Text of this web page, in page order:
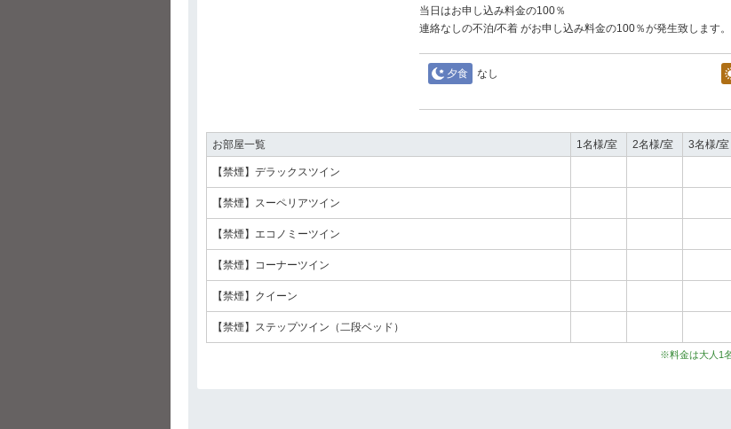
当日はお申し込み料金の100％
連絡なしの不泊/不着 がお申し込み料金の100％が発生致します。
夕食 なし
お部屋一覧 1名様/室 2名様/室 3名様/室
【禁煙】デラックスツイン
【禁煙】スーペリアツイン
【禁煙】エコノミーツイン
【禁煙】コーナーツイン
【禁煙】クイーン
【禁煙】ステップツイン（二段ベッド）
※料金は大人1